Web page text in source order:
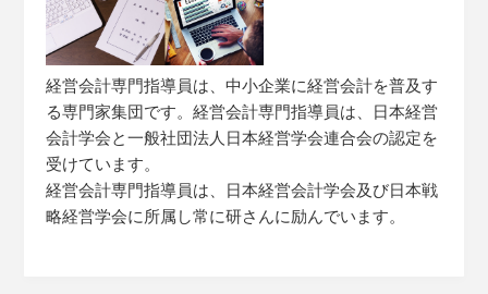
経営会計専門指導員は、中小企業に経営会計を普及す
る専門家集団です。経営会計専門指導員は、日本経営
会計学会と一般社団法人日本経営学会連合会の認定を
受けています。
経営会計専門指導員は、日本経営会計学会及び日本戦
略経営学会に所属し常に研さんに励んでいます。